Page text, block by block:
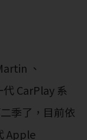
、
CarPlay 系
季了，目前依
Apple